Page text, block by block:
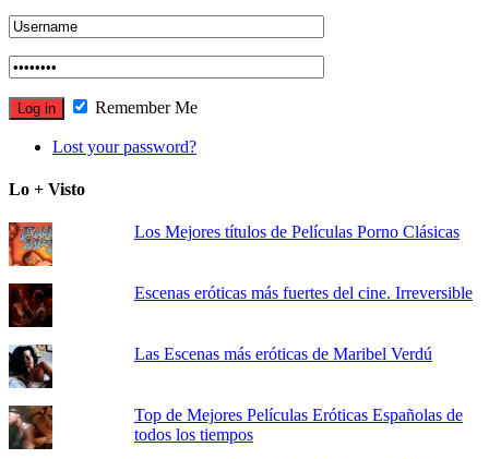
Remember Me
Lost your password?
Lo + Visto
Los Mejores títulos de Películas Porno Clásicas
Escenas eróticas más fuertes del cine. Irreversible
Las Escenas más eróticas de Maribel Verdú
Top de Mejores Películas Eróticas Españolas de
todos los tiempos